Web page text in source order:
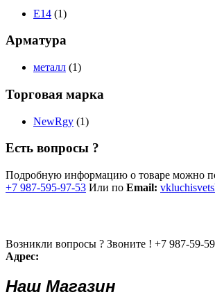
E14 (1)
Арматура
металл (1)
Торговая марка
NewRgy (1)
Есть вопросы ?
Подробную информацию о товаре можно
+7 987-595-97-53 Или по Email:
Возникли вопросы ? Звоните ! +7 987-59-
Адрес:
Наш Магазин